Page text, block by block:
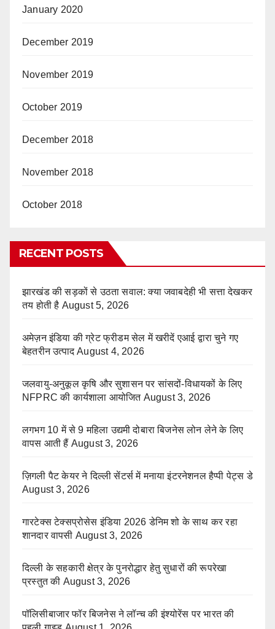
January 2020
December 2019
November 2019
October 2019
December 2018
November 2018
October 2018
RECENT POSTS
झारखंड की सड़कों से उठता सवाल: क्या जवाबदेही भी सत्ता देखकर
तय होती है August 5, 2026
अमेज़न इंडिया की ग्रेट फ्रीडम सेल में खरीदें एआई द्वारा चुने गए
बेहतरीन उत्पाद August 4, 2026
जलवायु-अनुकूल कृषि और सुशासन पर सांसदों-विधायकों के लिए
NFPRC की कार्यशाला आयोजित August 3, 2026
लगभग 10 में से 9 महिला उद्यमी दोबारा बिजनेस लोन लेने के लिए
वापस आती हैं August 3, 2026
ज़िगली पैट केयर ने दिल्ली सेंटर्स में मनाया इंटरनेशनल हैप्पी पेट्स डे
August 3, 2026
गारटेक्स टेक्सप्रोसेस इंडिया 2026 डेनिम शो के साथ कर रहा
शानदार वापसी August 3, 2026
दिल्ली के सहकारी क्षेत्र के पुनरोद्धार हेतु सुधारों की रूपरेखा
प्रस्तुत की August 3, 2026
पॉलिसीबाजार फॉर बिजनेस ने लॉन्च की इंश्योरेंस पर भारत की